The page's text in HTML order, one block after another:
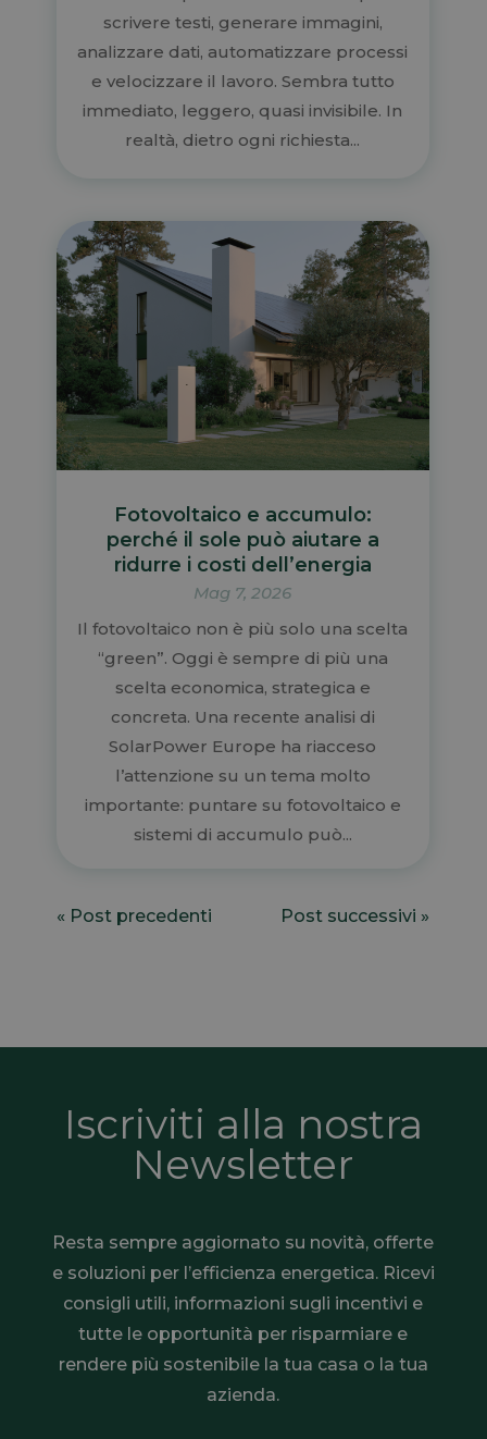
scrivere testi, generare immagini,
analizzare dati, automatizzare processi
e velocizzare il lavoro. Sembra tutto
immediato, leggero, quasi invisibile. In
realtà, dietro ogni richiesta...
Fotovoltaico e accumulo:
perché il sole può aiutare a
ridurre i costi dell’energia
Mag 7, 2026
Il fotovoltaico non è più solo una scelta
“green”. Oggi è sempre di più una
scelta economica, strategica e
concreta. Una recente analisi di
SolarPower Europe ha riacceso
l’attenzione su un tema molto
importante: puntare su fotovoltaico e
sistemi di accumulo può...
« Post precedenti Post successivi »
Iscriviti alla nostra
Newsletter
Resta sempre aggiornato su novità, offerte
e soluzioni per l’efficienza energetica. Ricevi
consigli utili, informazioni sugli incentivi e
tutte le opportunità per risparmiare e
rendere più sostenibile la tua casa o la tua
azienda.